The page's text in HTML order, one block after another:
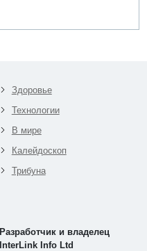
Здоровье
Технологии
В мире
Калейдоскоп
Трибуна
Разработчик и владелец
InterLink Info Ltd